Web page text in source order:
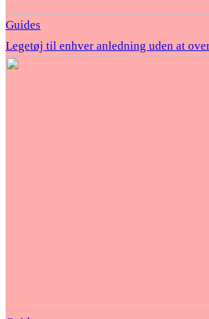
Guides
Legetøj til enhver anledning uden at